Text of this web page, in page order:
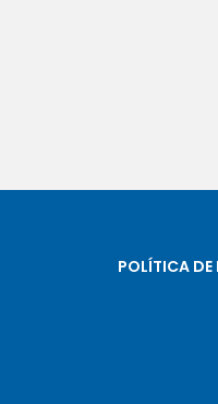
POLÍTICA